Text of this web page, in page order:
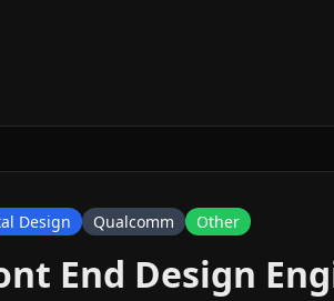
Design Qualcomm Other
End Design